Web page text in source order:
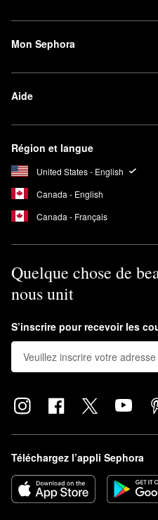
Mon Sephora
Aide
Région et langue
United States - English
Canada - English
Canada - Français
Quelque chose de
nous unit
S’inscrire pour recevoir les
Téléchargez l’appli Sephora